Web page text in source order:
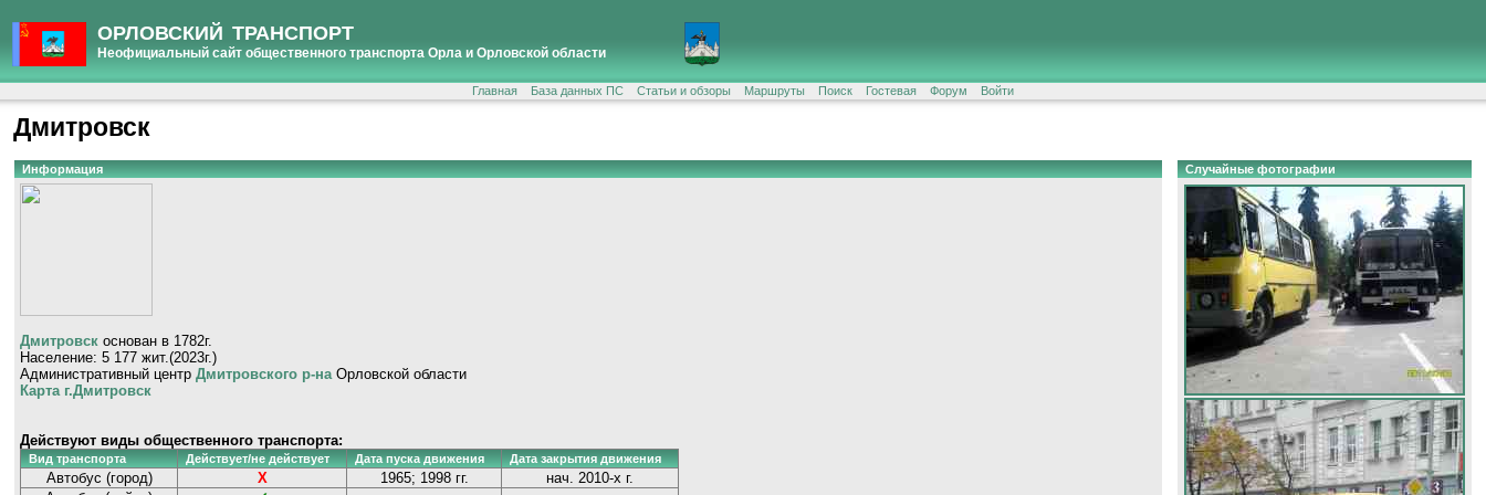
ОРЛОВСКИЙ ТРАНСПОРТ
Неофициальный сайт общественного транспорта Орла и Орловской области
Главная База данных ПС Статьи и обзоры Маршруты Поиск Гостевая Форум Войти
Дмитровск
Информация
Дмитровск основан в 1782г.
Население: 5 177 жит.(2023г.)
Административный центр Дмитровского р-на Орловской области
Карта г.Дмитровск
Действуют виды общественного транспорта:
Вид транспорта Действует/не действует Дата пуска движения Дата закрытия движения
Автобус (город) Х 1965; 1998 гг.
нач. 2010-х г.
Случайные фотографии